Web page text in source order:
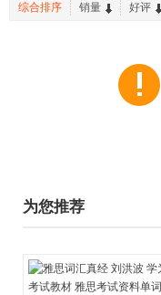
综合排序 销量 好评
为您推荐